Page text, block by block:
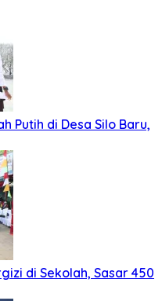
Kapolda Sumut
Nugraha Sakanti pada